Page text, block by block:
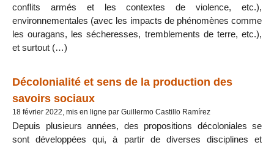
conflits armés et les contextes de violence, etc.),
environnementales (avec les impacts de phénomènes comme
les ouragans, les sécheresses, tremblements de terre, etc.),
et surtout (…)
Décolonialité et sens de la production des
savoirs sociaux
18 février 2022, mis en ligne par Guillermo Castillo Ramírez
Depuis plusieurs années, des propositions décoloniales se
sont développées qui, à partir de diverses disciplines et